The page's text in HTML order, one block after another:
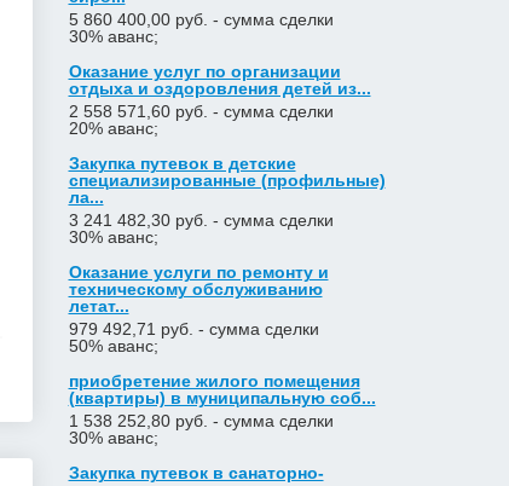
5 860 400,00 руб. - сумма сделки
30% аванс;
Оказание услуг по организации
отдыха и оздоровления детей из...
2 558 571,60 руб. - сумма сделки
20% аванс;
Закупка путевок в детские
специализированные (профильные)
ла...
3 241 482,30 руб. - сумма сделки
30% аванс;
Оказание услуги по ремонту и
техническому обслуживанию
летат...
979 492,71 руб. - сумма сделки
50% аванс;
приобретение жилого помещения
(квартиры) в муниципальную соб...
1 538 252,80 руб. - сумма сделки
30% аванс;
Закупка путевок в санаторно-